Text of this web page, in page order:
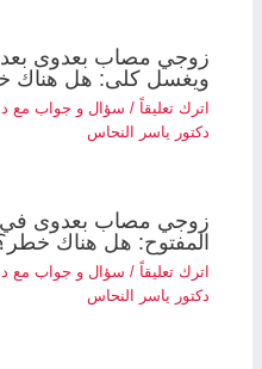
زوجي مصاب بعدوى بعد
ويغسل كلى: هل هناك
اترك تعليقاً / سؤال و جواب مع
دكتور ياسر النحاس
زوجي مصاب بعدوى في
المفتوح: هل هناك
اترك تعليقاً / سؤال و جواب مع
دكتور ياسر النحاس